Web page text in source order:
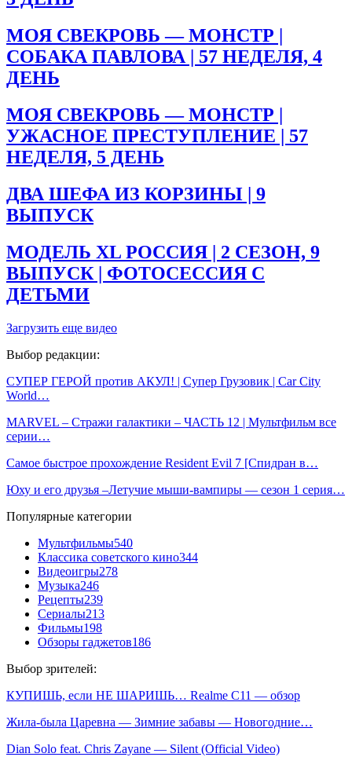
МОЯ СВЕКРОВЬ — МОНСТР |
СОБАКА ПАВЛОВА | 57 НЕДЕЛЯ, 4
ДЕНЬ
МОЯ СВЕКРОВЬ — МОНСТР |
УЖАСНОЕ ПРЕСТУПЛЕНИЕ | 57
НЕДЕЛЯ, 5 ДЕНЬ
ДВА ШЕФА ИЗ КОРЗИНЫ | 9
ВЫПУСК
МОДЕЛЬ XL РОССИЯ | 2 СЕЗОН, 9
ВЫПУСК | ФОТОСЕССИЯ С
ДЕТЬМИ
Загрузить еще видео
Выбор редакции:
СУПЕР ГЕРОЙ против АКУЛ! | Супер Грузовик | Car City
World…
MARVEL – Стражи галактики – ЧАСТЬ 12 | Мультфильм все
серии…
Самое быстрое прохождение Resident Evil 7 [Спидран в…
Юху и его друзья –Летучие мыши-вампиры — сезон 1 серия…
Популярные категории
Мультфильмы540
Классика советского кино344
Видеоигры278
Музыка246
Рецепты239
Сериалы213
Фильмы198
Обзоры гаджетов186
Выбор зрителей:
КУПИШЬ, если НЕ ШАРИШЬ… Realme C11 — обзор
Жила-была Царевна — Зимние забавы — Новогодние…
Dian Solo feat. Chris Zayane — Silent (Official Video)